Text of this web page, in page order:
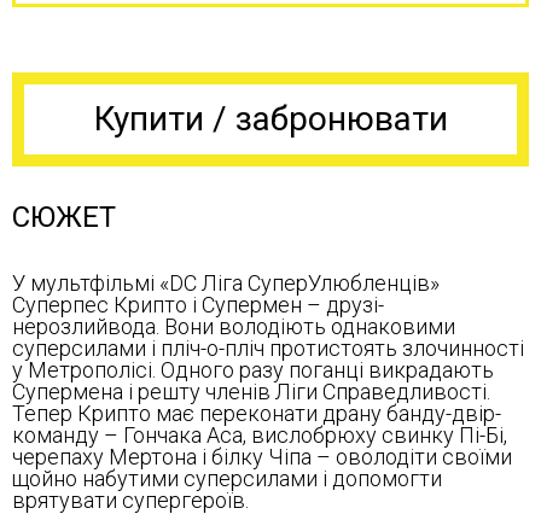
Купити / забронювати
СЮЖЕТ
У мультфільмі «DC Ліга СуперУлюбленців»
Суперпес Крипто і Супермен – друзі-
нерозлийвода. Вони володіють однаковими
суперсилами і пліч-о-пліч протистоять злочинності
у Метрополісі. Одного разу поганці викрадають
Супермена і решту членів Ліги Справедливості.
Тепер Крипто має переконати драну банду-двір-
команду – Гончака Аса, вислобрюху свинку Пі-Бі,
черепаху Мертона і білку Чіпа – оволодіти своїми
щойно набутими суперсилами і допомогти
врятувати супергероїв.